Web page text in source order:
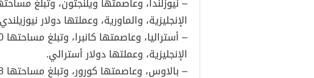
الإنجليزية، والماورية، وعملتها دولار
الإنجليزية، وعملتها دولار أسترالي.